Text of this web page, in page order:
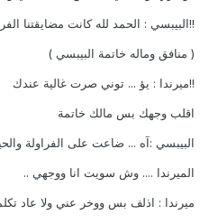
!!البيبسي : الحمد لله كانت مضايقتنا
( منافق وماله خاتمة البيبسي )
!!ميرندا : يؤ ... توني صرت غالية عندك
اقلب وجهك بس مالك خاتمة
البيبسي :آه ... ضاعت على الفراولة
الميرندا .... وش سويت انا ووجهي ..
ميرندا : اذلف بس ووخر عني ولا عاد